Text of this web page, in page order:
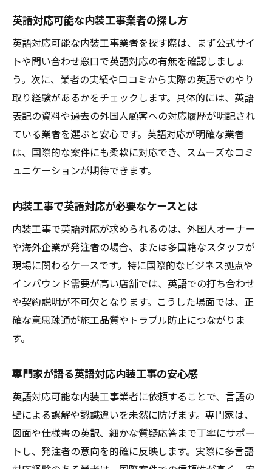
英語対応可能な内装工事業者の探し方
英語対応可能な内装工事業者を探す際は、まず公式サイ
トや問い合わせ窓口で英語対応の有無を確認しましょ
う。次に、業者の実績や口コミから実際の英語でのやり
取り経験があるかをチェックします。具体的には、英語
表記の資料や過去の外国人顧客への対応履歴が明記され
ている業者を選ぶと安心です。英語対応が明確な業者
は、国際的な案件にも柔軟に対応でき、スムーズなコミ
ュニケーションが期待できます。
内装工事で英語対応が必要なケースとは
内装工事で英語対応が求められるのは、外国人オーナー
や海外企業が発注者の場合、または多国籍なスタッフが
現場に関わるケースです。特に国際的なビジネス拠点や
インバウンド需要が高い店舗では、英語での打ち合わせ
や契約説明が不可欠となります。こうした場面では、正
確な意思疎通が施工品質やトラブル防止につながりま
す。
専門家が語る英語対応内装工事の安心感
英語対応可能な内装工事業者に依頼することで、言語の
壁による誤解や認識違いを未然に防げます。専門家は、
図面や仕様書の英訳、細かな質疑応答まで丁寧にサポー
トし、発注者の意向を的確に反映します。実際に多言語